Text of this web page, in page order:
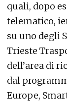
quali, dopo
telematico,
su uno degli
Trieste
dell’area di
dal
Europe,